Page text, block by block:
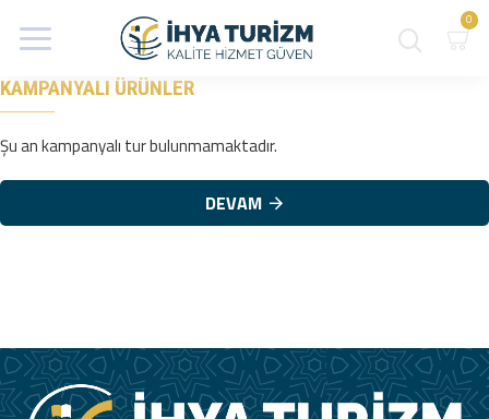
0
KAMPANYALI ÜRÜNLER
Şu an kampanyalı tur bulunmamaktadır.
DEVAM